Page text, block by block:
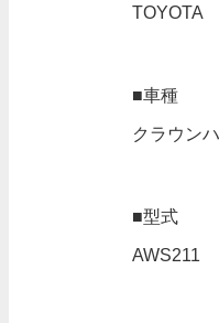
TOYOTA
■車種
クラウン
■型式
AWS211